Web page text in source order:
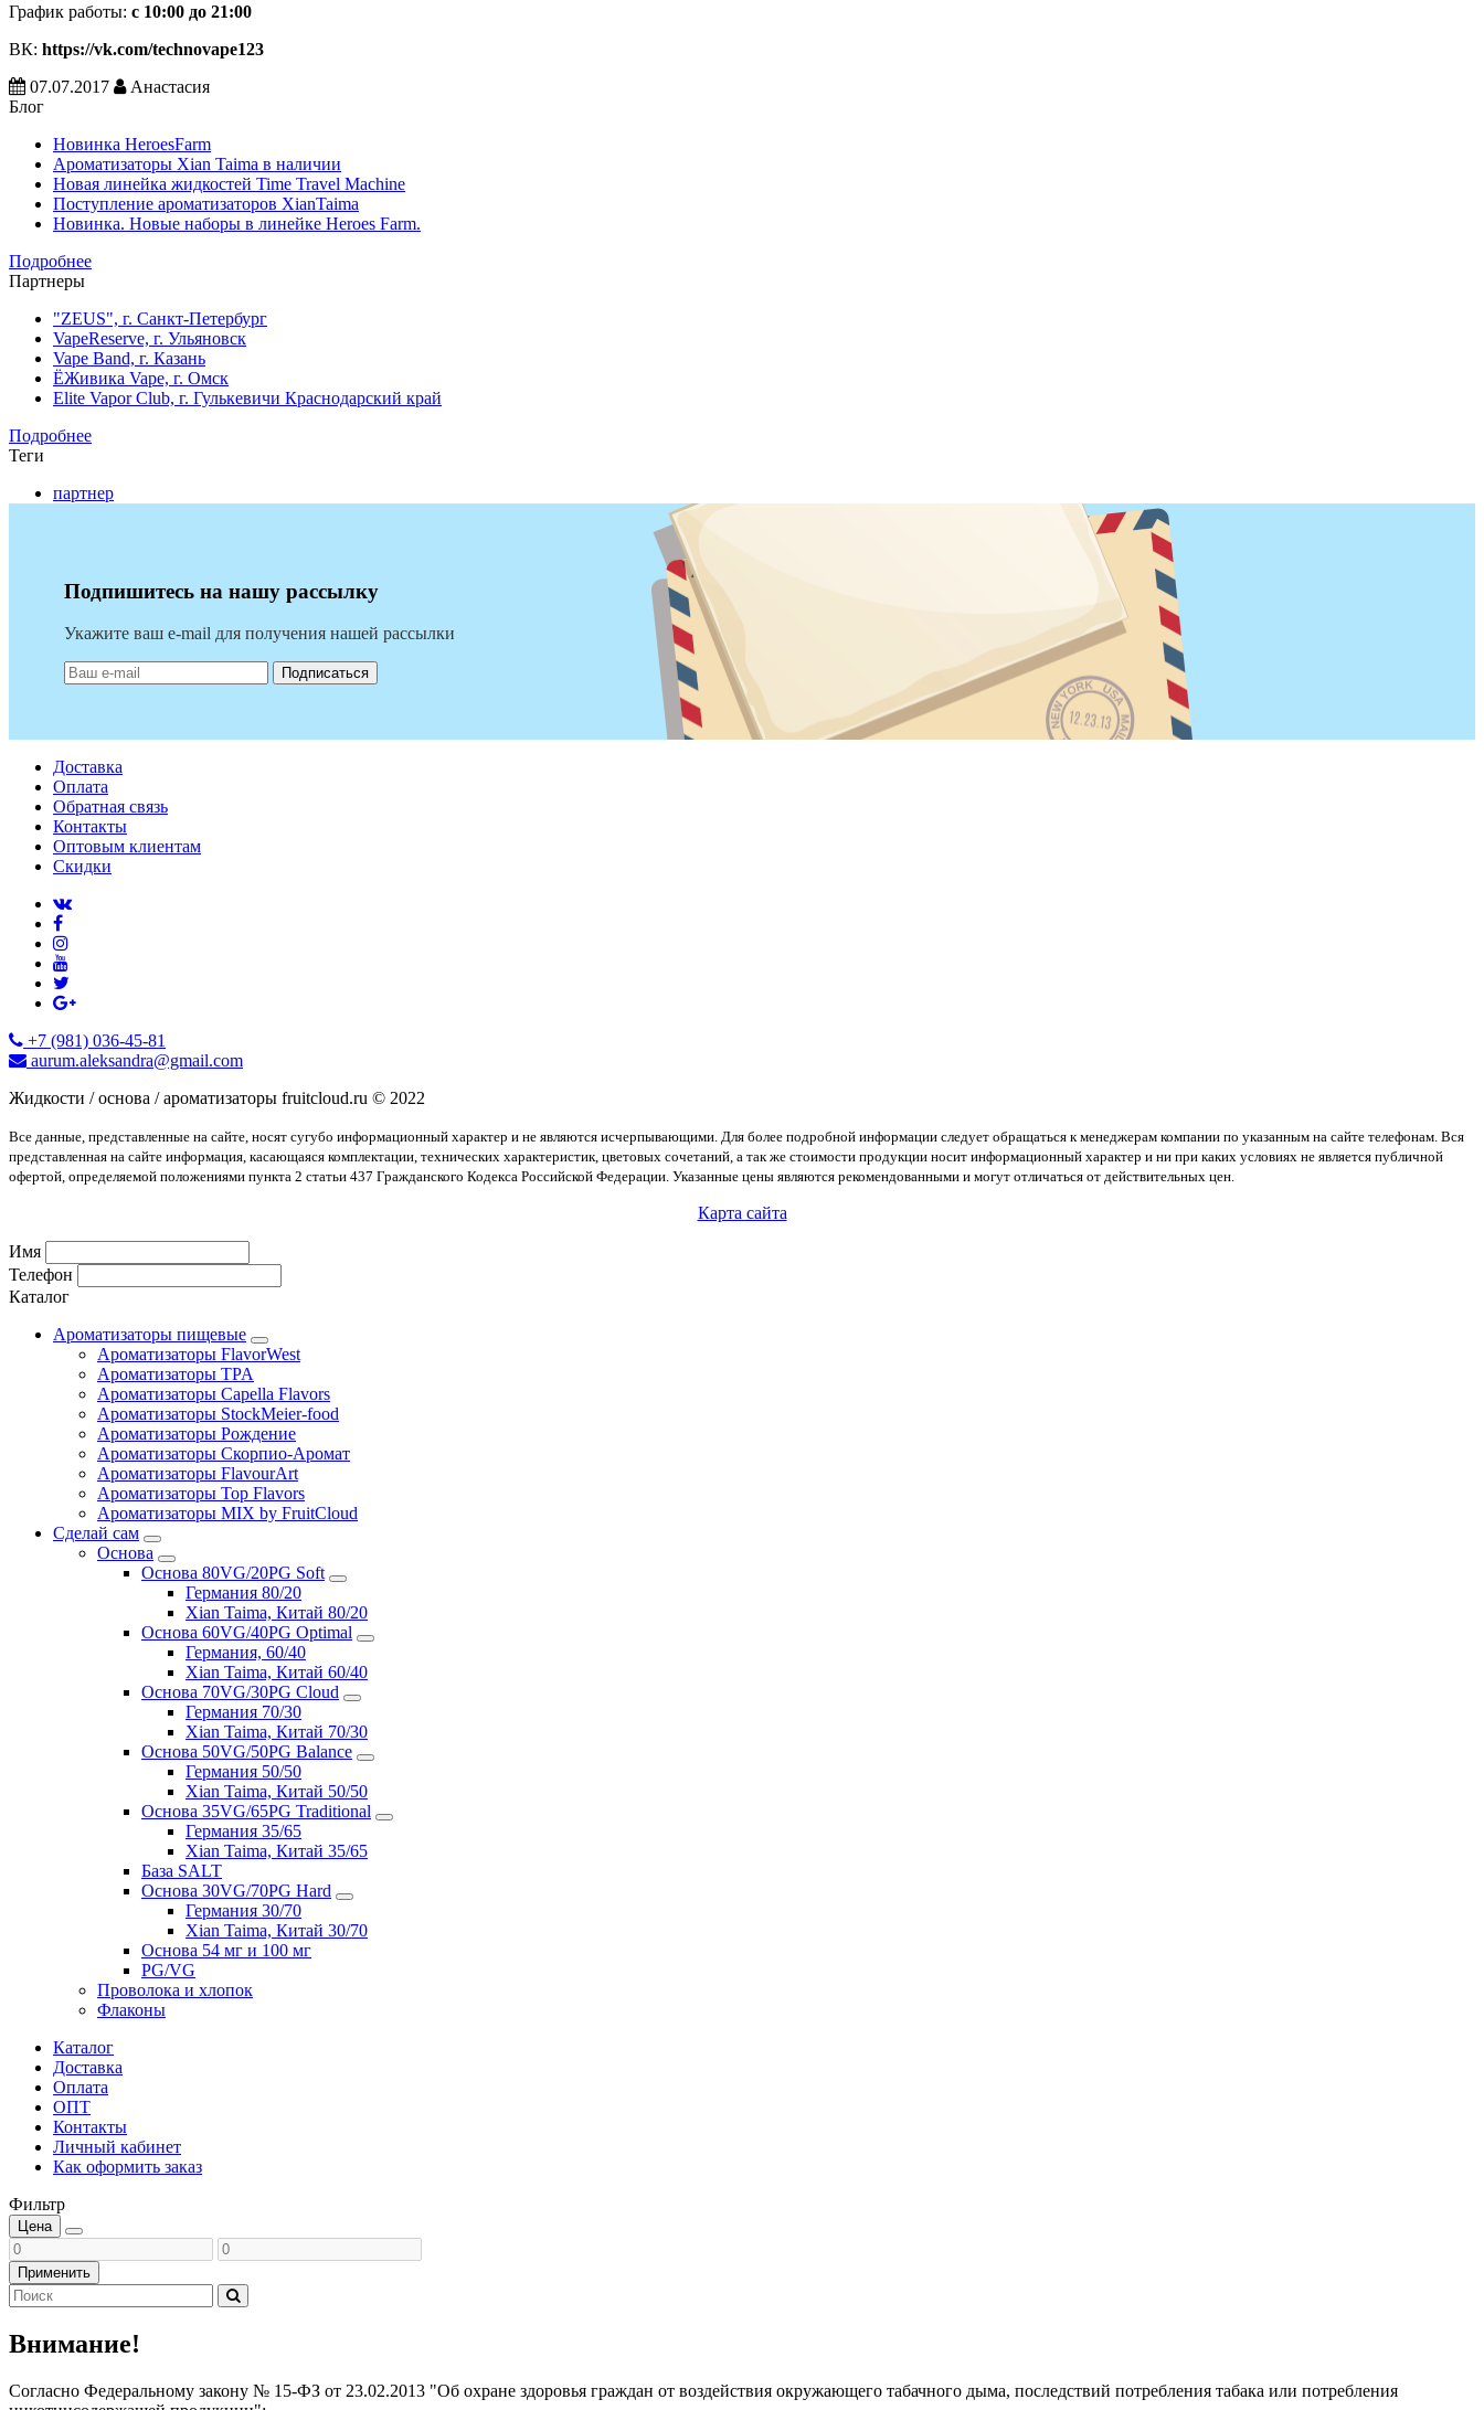
График работы: с 10:00 до 21:00
ВК: https://vk.com/technovape123
07.07.2017
Анастасия
Блог
Новинка HeroesFarm
Ароматизаторы Xian Taima в наличии
Новая линейка жидкостей Time Travel Machine
Поступление ароматизаторов XianTaima
Новинка. Новые наборы в линейке Heroes Farm.
Подробнее
Партнеры
"ZEUS", г. Санкт-Петербург
VapeReserve, г. Ульяновск
Vape Band, г. Казань
ЁЖивика Vape, г. Омск
Elite Vapor Club, г. Гулькевичи Краснодарский край
Подробнее
Теги
партнер
Подпишитесь на нашу рассылку
Укажите ваш e-mail для получения нашей рассылки
Подписаться
Доставка
Оплата
Обратная связь
Контакты
Оптовым клиентам
Скидки
+7 (981) 036-45-81
aurum.aleksandra@gmail.com
Жидкости / основа / ароматизаторы fruitcloud.ru © 2022
Все данные, представленные на сайте, носят сугубо информационный характер и не являются исчерпывающими. Для более подробной информации следует обращаться к менеджерам компании по указанным на сайте телефонам. Вся
представленная на сайте информация, касающаяся комплектации, технических характеристик, цветовых сочетаний, а так же стоимости продукции носит информационный характер и ни при каких условиях не является публичной
офертой, определяемой положениями пункта 2 статьи 437 Гражданского Кодекса Российской Федерации. Указанные цены являются рекомендованными и могут отличаться от действительных цен.
Карта сайта
Имя
Телефон
Каталог
Ароматизаторы пищевые
Ароматизаторы FlavorWest
Ароматизаторы TPA
Ароматизаторы Capella Flavors
Ароматизаторы StockMeier-food
Ароматизаторы Рождение
Ароматизаторы Скорпио-Аромат
Ароматизаторы FlavourArt
Ароматизаторы Top Flavors
Ароматизаторы MIX by FruitCloud
Сделай сам
Основа
Основа 80VG/20PG Soft
Германия 80/20
Xian Taima, Китай 80/20
Основа 60VG/40PG Optimal
Германия, 60/40
Xian Taima, Китай 60/40
Основа 70VG/30PG Cloud
Германия 70/30
Xian Taima, Китай 70/30
Основа 50VG/50PG Balance
Германия 50/50
Xian Taima, Китай 50/50
Основа 35VG/65PG Traditional
Германия 35/65
Xian Taima, Китай 35/65
База SALT
Основа 30VG/70PG Hard
Германия 30/70
Xian Taima, Китай 30/70
Основа 54 мг и 100 мг
PG/VG
Проволока и хлопок
Флаконы
Каталог
Доставка
Оплата
ОПТ
Контакты
Личный кабинет
Как оформить заказ
Фильтр
Цена
Применить
Внимание!
Согласно Федеральному закону № 15-ФЗ от 23.02.2013 "Об охране здоровья граждан от воздействия окружающего табачного дыма, последствий потребления табака или потребления